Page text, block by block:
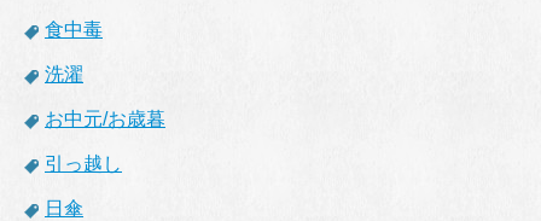
食中毒
洗濯
お中元/お歳暮
引っ越し
日傘